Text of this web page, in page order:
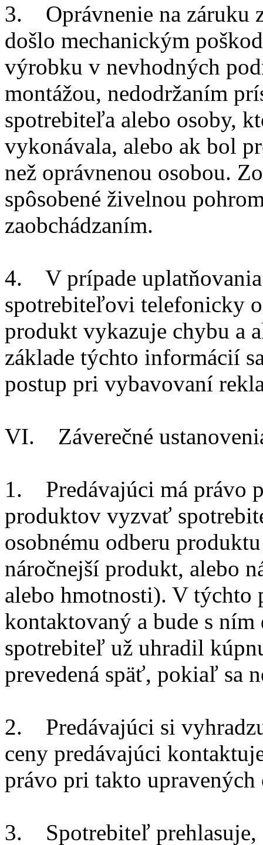
3. Oprávnenie na záruku
došlo mechanickým
výrobku v nevhodných
montážou, nedodržaním
spotrebiteľa alebo osoby,
vykonávala, alebo ak bol
než oprávnenou osobou.
spôsobené živelnou
zaobchádzaním.
4. V prípade uplatňovania
spotrebiteľovi telefonicky
produkt vykazuje chybu a
základe týchto informácií
postup pri vybavovaní
VI. Záverečné
1. Predávajúci má právo
produktov vyzvať
osobnému odberu
náročnejší produkt, alebo
alebo hmotnosti). V týchto
kontaktovaný a bude s
spotrebiteľ už uhradil
prevedená späť, pokiaľ sa
2. Predávajúci si
ceny predávajúci
právo pri takto
3. Spotrebiteľ prehlasuje,